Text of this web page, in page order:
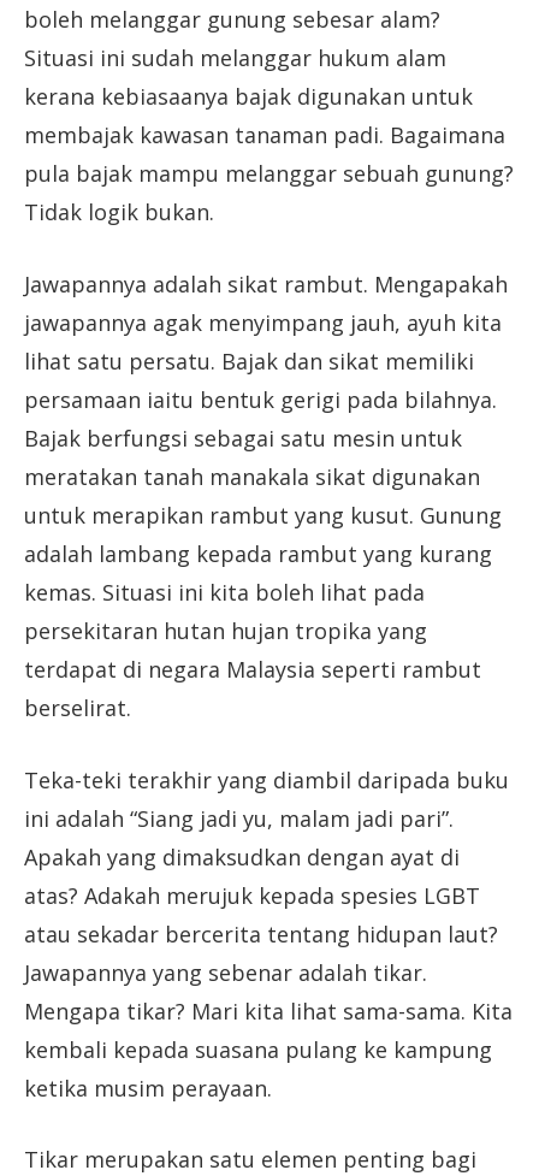
boleh melanggar gunung sebesar alam?
Situasi ini sudah melanggar hukum alam
kerana kebiasaanya bajak digunakan untuk
membajak kawasan tanaman padi. Bagaimana
pula bajak mampu melanggar sebuah gunung?
Tidak logik bukan.
Jawapannya adalah sikat rambut. Mengapakah
jawapannya agak menyimpang jauh, ayuh kita
lihat satu persatu. Bajak dan sikat memiliki
persamaan iaitu bentuk gerigi pada bilahnya.
Bajak berfungsi sebagai satu mesin untuk
meratakan tanah manakala sikat digunakan
untuk merapikan rambut yang kusut. Gunung
adalah lambang kepada rambut yang kurang
kemas. Situasi ini kita boleh lihat pada
persekitaran hutan hujan tropika yang
terdapat di negara Malaysia seperti rambut
berselirat.
Teka-teki terakhir yang diambil daripada buku
ini adalah “Siang jadi yu, malam jadi pari”.
Apakah yang dimaksudkan dengan ayat di
atas? Adakah merujuk kepada spesies LGBT
atau sekadar bercerita tentang hidupan laut?
Jawapannya yang sebenar adalah tikar.
Mengapa tikar? Mari kita lihat sama-sama. Kita
kembali kepada suasana pulang ke kampung
ketika musim perayaan.
Tikar merupakan satu elemen penting bagi